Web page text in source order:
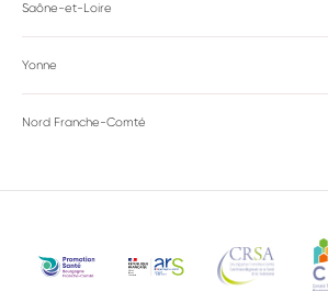
Saône-et-Loire
Yonne
Nord Franche-Comté